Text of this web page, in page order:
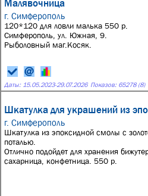
Малявочница
г. Симферополь
120*120 для ловли малька 550 р.
Симферополь, ул. Южная, 9.
Рыболовный маг.Косяк.
Даты: 15.05.2023-29.07.2026 Показов: 65278 (8)
Шкатулка для украшений из
г. Симферополь
Шкатулка из эпоксидной смолы с
поталью.
Отлично подойдет для хранения
сахарница, конфетница. 550 р.